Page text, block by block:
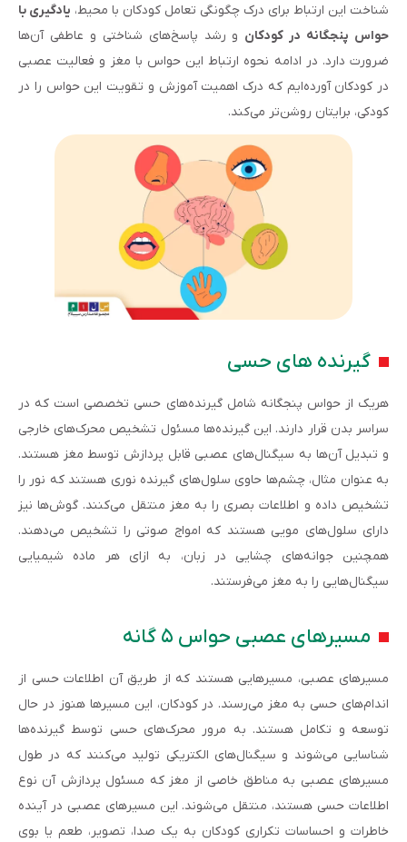
شناخت این ارتباط برای درک چگونگی تعامل کودکان با محیط، یادگیری با
حواس پنجگانه در کودکان و رشد پاسخ‌های شناختی و عاطفی آن‌ها
ضرورت دارد. در ادامه نحوه ارتباط این حواس با مغز و فعالیت عصبی
در کودکان آورده‌ایم که درک اهمیت آموزش و تقویت این حواس را در
کودکی، برایتان روشن‌تر می‌کند.
گیرنده های حسی
هریک از حواس پنجگانه شامل گیرنده‌های حسی تخصصی است که در
سراسر بدن قرار دارند. این گیرنده‌ها مسئول تشخیص محرک‌های خارجی
و تبدیل آن‌ها به سیگنال‌های عصبی قابل پردازش توسط مغز هستند.
به عنوان مثال، چشم‌ها حاوی سلول‌های گیرنده نوری هستند که نور را
تشخیص داده و اطلاعات بصری را به مغز منتقل می‌کنند. گوش‌ها نیز
دارای سلول‌های مویی هستند که امواج صوتی را تشخیص می‌دهند.
همچنین جوانه‌های چشایی در زبان، به ازای هر ماده شیمیایی
سیگنال‌هایی را به مغز می‌فرستند.
مسیرهای عصبی حواس ۵ گانه
مسیرهای عصبی، مسیرهایی هستند که از طریق آن اطلاعات حسی از
اندام‌های حسی به مغز می‌رسند. در کودکان، این مسیرها هنوز در حال
توسعه و تکامل هستند. به مرور محرک‌های حسی توسط گیرنده‌ها
شناسایی می‌شوند و سیگنال‌های الکتریکی تولید می‌کنند که در طول
مسیرهای عصبی به مناطق خاصی از مغز که مسئول پردازش آن نوع
اطلاعات حسی هستند، منتقل می‌شوند. این مسیرهای عصبی در آینده
خاطرات و احساسات تکراری کودکان به یک صدا، تصویر، طعم یا بوی